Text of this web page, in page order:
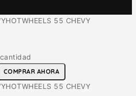
HOTWHEELS 55 CHEVY
COMPRAR AHORA
HOTWHEELS 55 CHEVY